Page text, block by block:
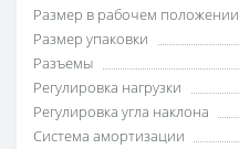
Размер в рабочем положении
Размер упаковки
Разъемы
Регулировка нагрузки
Регулировка угла наклона
Система амортизации